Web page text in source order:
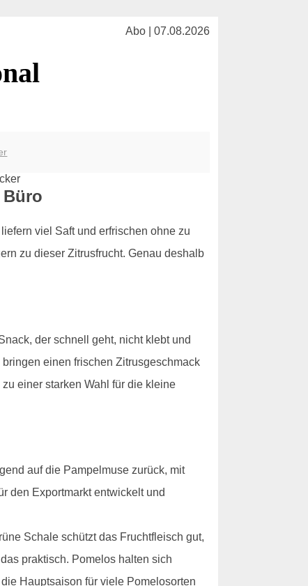
Abo | 07.08.2026
viel Saft und erfrischen ohne zu
zu dieser Zitrusfrucht. Genau deshalb
der schnell geht, nicht klebt und
einen frischen Zitrusgeschmack
einer starken Wahl für die kleine
auf die Pampelmuse zurück, mit
den Exportmarkt entwickelt und
Schale schützt das Fruchtfleisch gut,
praktisch. Pomelos halten sich
Hauptsaison für viele Pomelosorten